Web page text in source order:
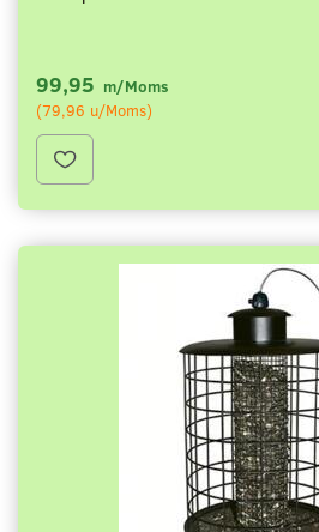
99,95 m/Moms
(79,96 u/Moms)